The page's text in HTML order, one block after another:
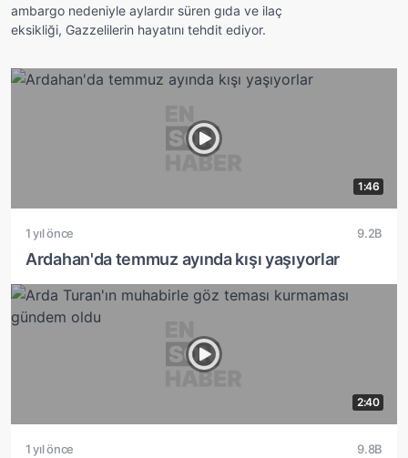
ambargo nedeniyle aylardır süren gıda ve ilaç
eksikliği, Gazzelilerin hayatını tehdit ediyor.
1:46
1 yıl önce 9.2B
Ardahan'da temmuz ayında kışı yaşıyorlar
2:40
1 yıl önce 9.8B